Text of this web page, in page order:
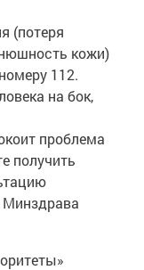
(потеря
кожи)
112.
на бок,
проблема
получить
Минздрава